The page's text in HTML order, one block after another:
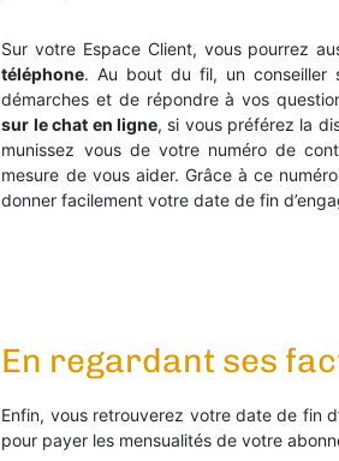
Sur votre Espace Client, vous pourrez
téléphone. Au bout du fil, un conseiller
démarches et de répondre à vos
sur le chat en ligne, si vous préférez la
munissez vous de votre numéro de
mesure de vous aider. Grâce à ce
donner facilement votre date de fin
En regardant ses
Enfin, vous retrouverez votre date de fin
pour payer les mensualités de votre